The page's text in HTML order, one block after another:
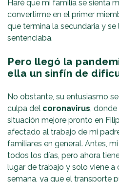
Haré que mi familia se sienta
convertirme en el primer
que termina la secundaria y se
sentenciaba.
Pero llegó la
ella un sinfín de
No obstante, su entusiasmo
culpa del coronavirus ,
situación mejore pronto en
afectado al trabajo de mi
familiares en general. Antes,
todos los días, pero ahora
lugar de trabajo y solo viene a
semana, ya que el transporte